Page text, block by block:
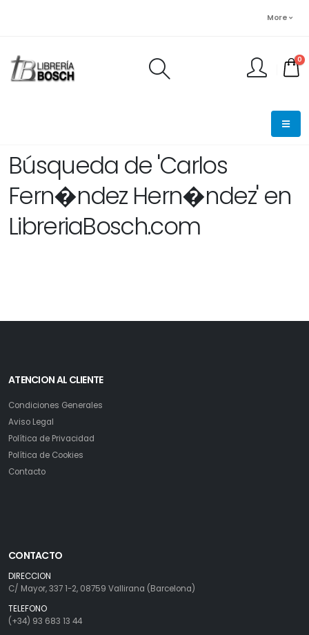
More
0
Búsqueda de 'Carlos
Fern�ndez Hern�ndez' en
LibreriaBosch.com
ATENCION AL CLIENTE
Condiciones Generales
Aviso Legal
Política de Privacidad
Política de Cookies
Contacto
CONTACTO
DIRECCION
C/ Mayor, 337 1-2, 08759 Vallirana (Barcelona)
TELEFONO
(+34) 93 683 13 44